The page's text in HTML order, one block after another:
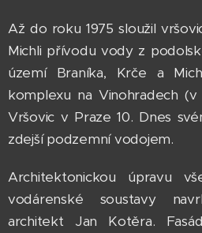
Až do roku 1975 sloužil
Michli přívodu vody z
území Braníka, Krče a
komplexu na Vinohradech
Vršovic v Praze 10. Dnes
zdejší podzemní vodojem.
Architektonickou úpravu
vodárenské soustavy
architekt Jan Kotěra.